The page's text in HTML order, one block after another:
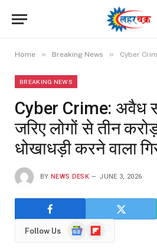
Home » Breaking News » Cyber Crime: अवैध
BREAKING NEWS
Cyber Crime: अवैध
जरिए लोगों से तीन
धोखाधड़ी करने वाला
BY NEWS DESK JUNE 3, 2026
Follow Us
GoogleFlipboard